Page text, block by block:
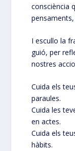
consciència
I escullo la
guió, per
nostres
Cuida els
paraules.
Cuida les
en actes.
Cuida els
hàbits.